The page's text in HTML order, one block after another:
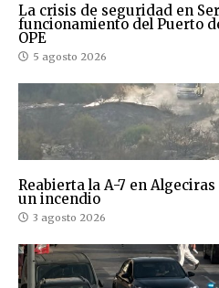
La crisis de seguridad en
funcionamiento del Puerto
OPE
5 agosto 2026
Reabierta la A-7 en
un incendio
3 agosto 2026